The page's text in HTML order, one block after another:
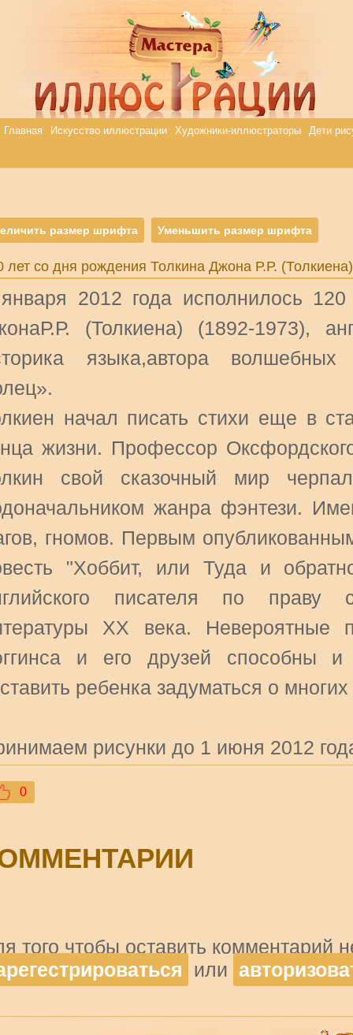
Главная Искусство иллюстрации Художники-иллюстраторы Дети
размер шрифта Уменьшить размер шрифта
лет со дня рождения Толкина Джона Р.Р. (Толкиена)
2012 года исполнилось
(Толкиена) (1892-1973),
языка,автора волшебных
начал писать стихи еще в
жизни. Профессор
свой сказочный мир
жанра фэнтези.
гномов. Первым
"Хоббит, или Туда и
писателя по праву
XX века. Невероятные
и его друзей способны
ребенка задуматься о
рисунки до 1 июня 2012
0
того чтобы оставить комментарий
или